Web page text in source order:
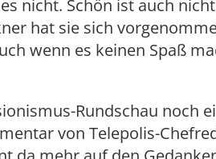
nicht. Schön ist auch
hat sie sich
wenn es keinen Spaß
Rundschau noch
von Telepolis-